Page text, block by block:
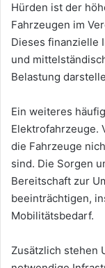
Hürden ist der
Fahrzeugen im
Dieses finanzielle
und
Belastung
Ein weiteres
Elektrofahrzeuge.
die Fahrzeuge
sind. Die Sorgen
Bereitschaft zur
beeinträchtigen,
Mobilitätsbedarf.
Zusätzlich stehen